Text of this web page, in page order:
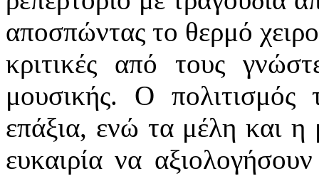
αποσπώντας το θερμό
κριτικές από τους
μουσικής. Ο
επάξια, ενώ τα μέλη και η
ευκαιρία να